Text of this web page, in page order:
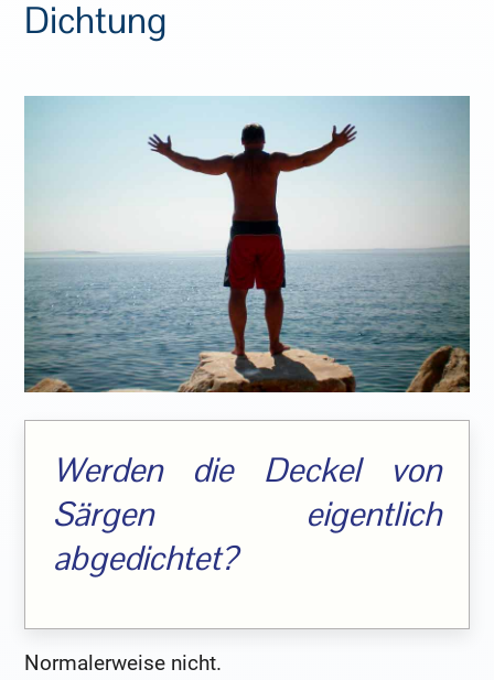
Dichtung
Werden die Deckel von
Särgen eigentlich
abgedichtet?
Normalerweise nicht.